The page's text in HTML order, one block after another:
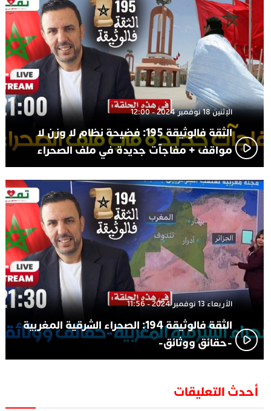
الإثنين 18 نوفمبر 2024 - 12:00
الثقة فالوثيقة 195: فضيحة نظام لا وزن لا
مواقف + مفاجآت جديدة في ملف الصحراء
الأربعاء 13 نوفمبر 2024 - 11:56
الثقة فالوثيقة 194: الصحراء الشرقية المغربية
-حقائق ووثائق-
أحدث التعليقات